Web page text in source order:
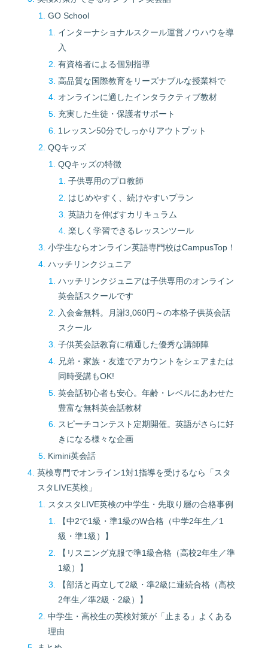
GO School
インターナショナルスクール運営ノウハウを導
入
有資格者による個別指導
高品質な国際教育をリーズナブルな授業料で
オンラインに適したインタラクティブ教材
充実した生徒・保護者サポート
1レッスン50分でしっかりアウトプット
QQキッズ
QQキッズの特徴
子供専用のプロ教師
はじめやすく、続けやすいプラン
英語力を伸ばすカリキュラム
楽しく学習できるレッスンツール
小学生ならオンライン英語専門校はCampusTop！
ハッチリンクジュニア
ハッチリンクジュニアは子供専用のオンライン
英会話スクールです
入会金無料。月謝3,060円～の本格子供英会話
スクール
子供英会話教育に精通した優秀な講師陣
兄弟・家族・友達でアカウントをシェアまたは
同時受講もOK!
英会話初心者も安心。年齢・レベルにあわせた
豊富な無料英会話教材
スピーチコンテスト定期開催。英語がさらに好
きになる様々な企画
Kimini英会話
英検専門でオンライン1対1指導を受けるなら「スタ
スタLIVE英検」
スタスタLIVE英検の中学生・先取り層の合格事例
【中2で1級・準1級のW合格（中学2年生／1
級・準1級）】
【リスニング克服で準1級合格（高校2年生／準
1級）】
【部活と両立して2級・準2級に連続合格（高校
2年生／準2級・2級）】
中学生・高校生の英検対策が「止まる」よくある
理由